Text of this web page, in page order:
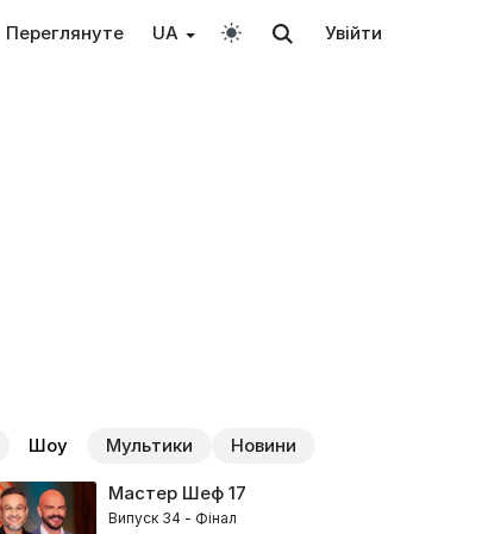
Переглянуте UA Увійти
Шоу Мультики Новини
Мастер Шеф17
Випуск 34 - Фінал